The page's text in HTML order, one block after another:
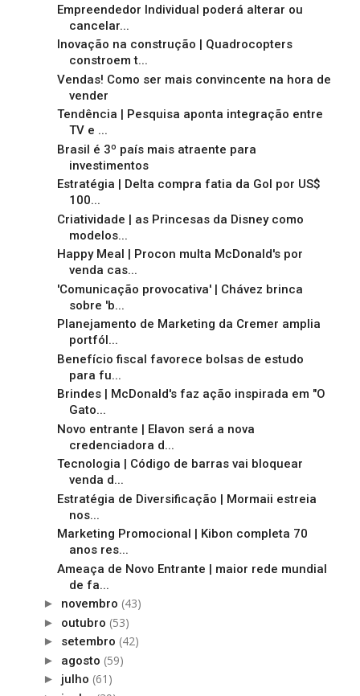
Empreendedor Individual poderá alterar ou
cancelar...
Inovação na construção | Quadrocopters
constroem t...
Vendas! Como ser mais convincente na hora de
vender
Tendência | Pesquisa aponta integração entre
TV e ...
Brasil é 3º país mais atraente para
investimentos
Estratégia | Delta compra fatia da Gol por US$
100...
Criatividade | as Princesas da Disney como
modelos...
Happy Meal | Procon multa McDonald's por
venda cas...
'Comunicação provocativa' | Chávez brinca
sobre 'b...
Planejamento de Marketing da Cremer amplia
portfól...
Benefício fiscal favorece bolsas de estudo
para fu...
Brindes | McDonald's faz ação inspirada em "O
Gato...
Novo entrante | Elavon será a nova
credenciadora d...
Tecnologia | Código de barras vai bloquear
venda d...
Estratégia de Diversificação | Mormaii estreia
nos...
Marketing Promocional | Kibon completa 70
anos res...
Ameaça de Novo Entrante | maior rede mundial
de fa...
► novembro (43)
► outubro (53)
► setembro (42)
► agosto (59)
► julho (61)